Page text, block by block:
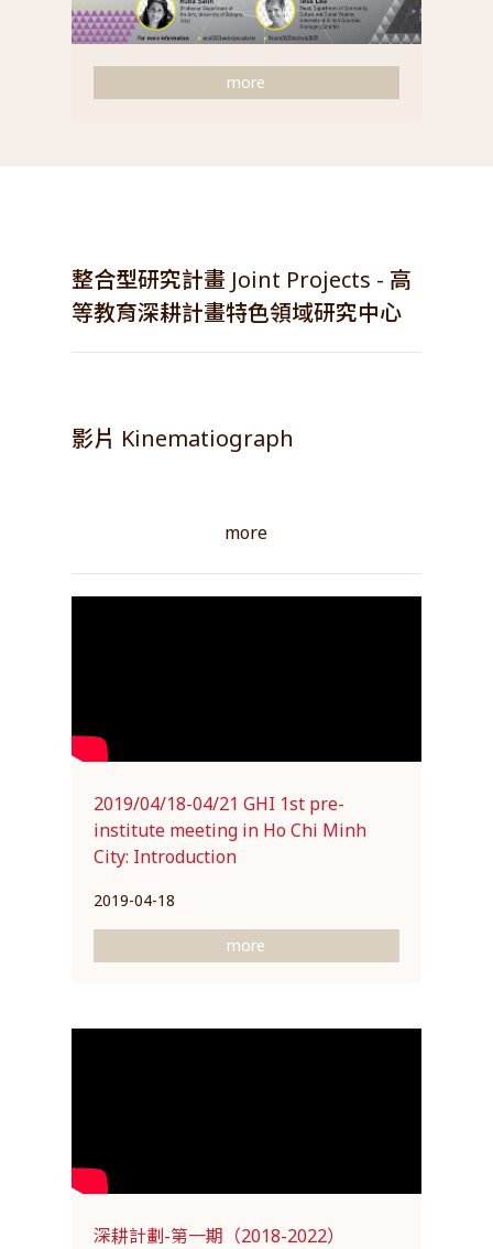
more
整合型研究計畫 Joint Projects - 高
等教育深耕計畫特色領域研究中心
【第二期】
2023-2027
21世紀轉型中的亞洲
影片 Kinematiograph
more
2019/04/18-04/21 GHI 1st pre-
institute meeting in Ho Chi Minh
City: Introduction
2019-04-18
more
深耕計劃-第一期（2018-2022）